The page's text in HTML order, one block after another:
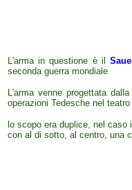
L'arma in questione è il
seconda guerra mondiale
L'arma venne progettata dalla
operazioni Tedesche nel
lo scopo era duplice, nel
con al di sotto, al centro, una